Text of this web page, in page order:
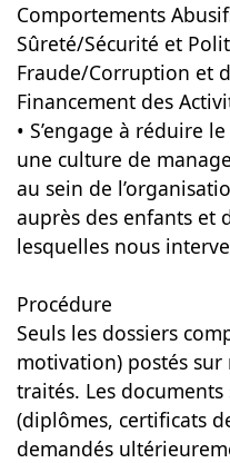
Comportements
Sûreté/Sécurité et
Fraude/Corruption et
Financement des
• S’engage à réduire
une culture de
au sein de
auprès des enfants et
lesquelles nous
Procédure
Seuls les dossiers
motivation) postés
traités. Les
(diplômes, certificats
demandés